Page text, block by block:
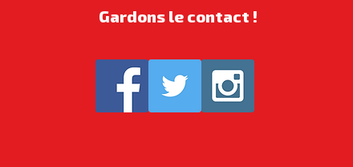
Gardons le contact !